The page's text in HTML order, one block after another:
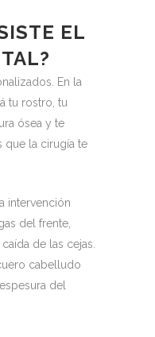
EL
En la
tu rostro, tu
ósea y te
que la cirugía te
intervención
del frente,
de las cejas.
cabelludo
del